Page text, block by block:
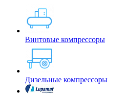
Винтовые компрессоры
Дизельные компрессоры